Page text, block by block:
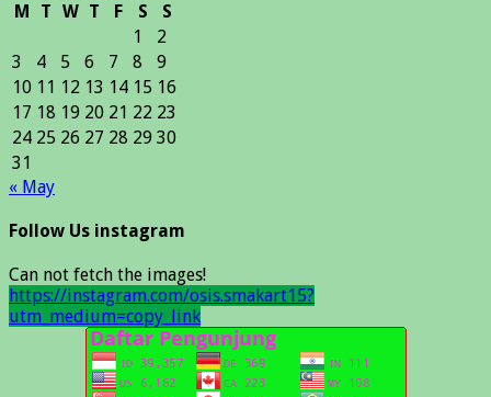
M
T W T F S
S
1
2
3
4 5 6 7 8
9
10 11 12 13 14 15 16
17 18 19 20 21 22 23
24 25 26 27 28 29 30
31
« May
Follow Us instagram
Can not fetch the images!
https://instagram.com/osis.smakart15?
utm_medium=copy_link